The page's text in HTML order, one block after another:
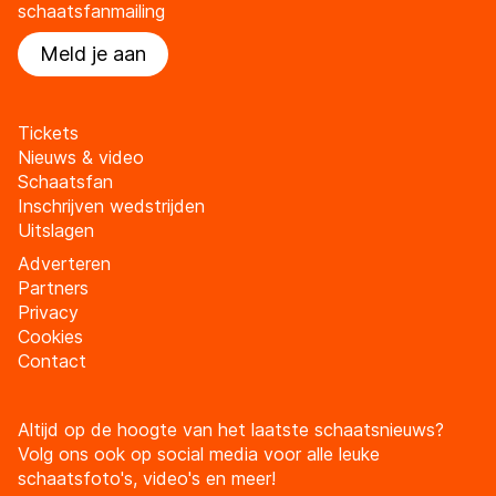
schaatsfanmailing
Meld je aan
Tickets
Nieuws & video
Schaatsfan
Inschrijven wedstrijden
Uitslagen
Adverteren
Partners
Privacy
Cookies
Contact
Altijd op de hoogte van het laatste schaatsnieuws?
Volg ons ook op social media voor alle leuke
schaatsfoto's, video's en meer!